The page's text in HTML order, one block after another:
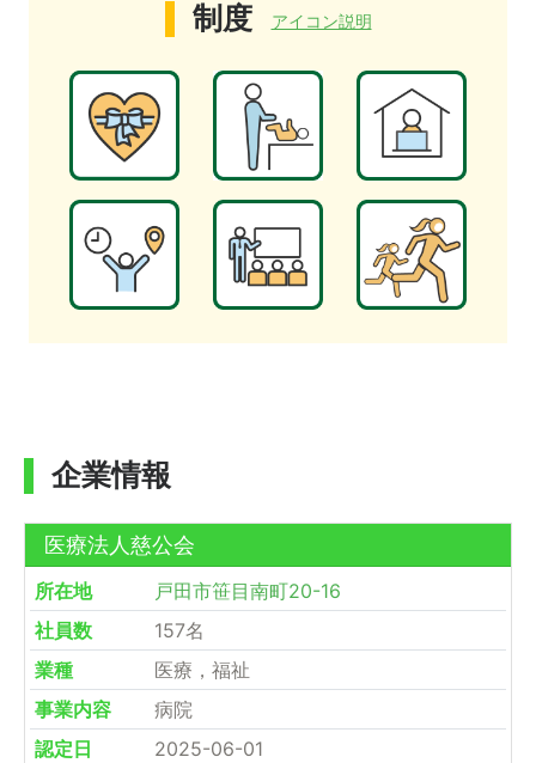
制度 アイコン説明
企業情報
医療法人慈公会
所在地
戸田市笹目南町20-16
社員数
157名
業種
医療，福祉
事業内容
病院
認定日
2025-06-01